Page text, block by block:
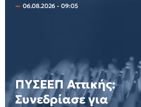
06.08.2026 - 09:05
ΠΥΣΕΕΠ Αττικής:
Συνεδρίασε για